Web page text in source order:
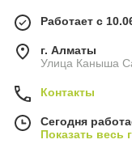
Работает с
г. Алматы
Улица Каныша
Контакты
Сегодня
Показать весь